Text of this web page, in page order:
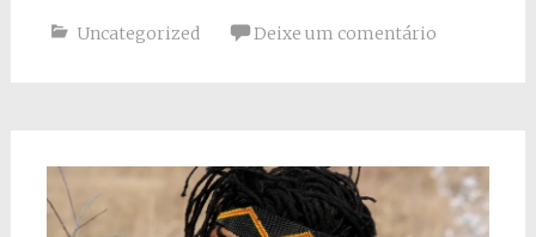
Uncategorized Deixe um comentário